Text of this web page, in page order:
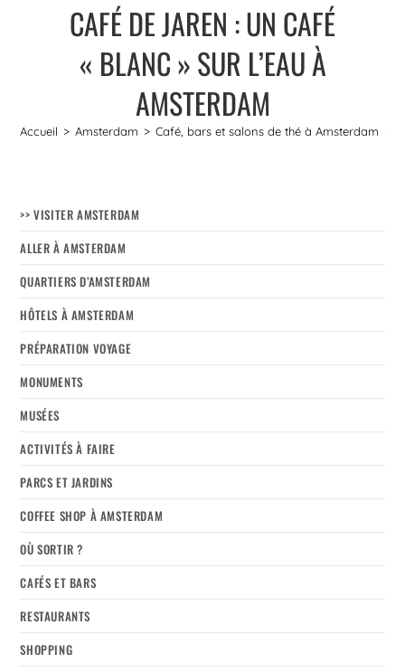
CAFÉ DE JAREN : UN CAFÉ
« BLANC » SUR L’EAU À
AMSTERDAM
Accueil > Amsterdam > Café, bars et salons de thé à Amsterdam
>> VISITER AMSTERDAM
ALLER À AMSTERDAM
QUARTIERS D’AMSTERDAM
HÔTELS À AMSTERDAM
PRÉPARATION VOYAGE
MONUMENTS
MUSÉES
ACTIVITÉS À FAIRE
PARCS ET JARDINS
COFFEE SHOP À AMSTERDAM
OÙ SORTIR ?
CAFÉS ET BARS
RESTAURANTS
SHOPPING